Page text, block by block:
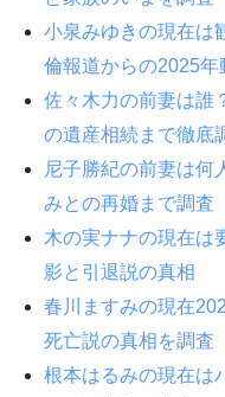
小泉みゆきの現在は
倫報道からの2025年
佐々木力の前妻は誰
の遺産相続まで徹底
尼子勝紀の前妻は何
みとの再婚まで調査
木の実ナナの現在は
影と引退説の真相
春川ますみの現在
死亡説の真相を調査
根本はるみの現在は